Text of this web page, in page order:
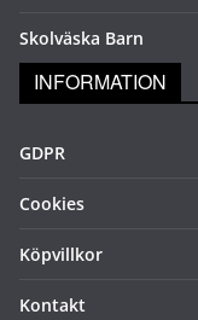
Skolväska Barn
INFORMATION
GDPR
Cookies
Köpvillkor
Kontakt